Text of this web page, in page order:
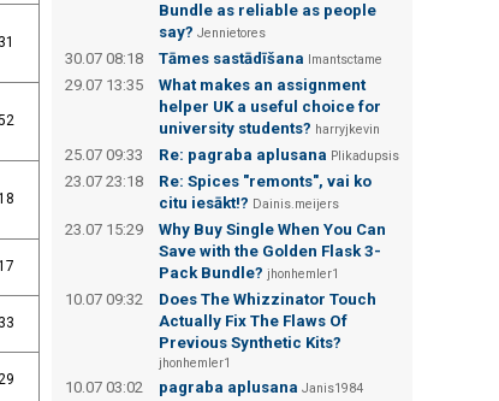
Bundle as reliable as people
say? Jennietores
30.07 08:18 Tāmes sastādīšana Imantsctame
29.07 13:35
What makes an assignment
helper UK a useful choice for
university students? harryjkevin
25.07 09:33 Re: pagraba aplusana Plikadupsis
23.07 23:18
Re: Spices "remonts", vai ko
citu iesākt!? Dainis.meijers
23.07 15:29
Why Buy Single When You Can
Save with the Golden Flask 3-
Pack Bundle? jhonhemler1
10.07 09:32
Does The Whizzinator Touch
Actually Fix The Flaws Of
Previous Synthetic Kits?
jhonhemler1
10.07 03:02 pagraba aplusana Janis1984